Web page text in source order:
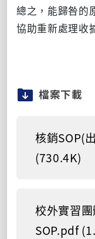
總之，能歸咎的
協助重新處理收
檔案下載
核銷SOP(
(730.4K)
校外實習
SOP.pdf